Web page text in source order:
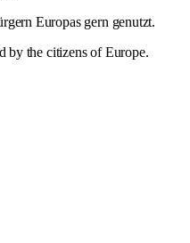
Europas gern genutzt.
by the citizens of Europe.